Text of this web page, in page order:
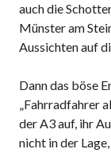
auch die
Münster am
Aussichten auf
Dann das böse
„Fahrradfahrer
der A3 auf, ihr
nicht in der